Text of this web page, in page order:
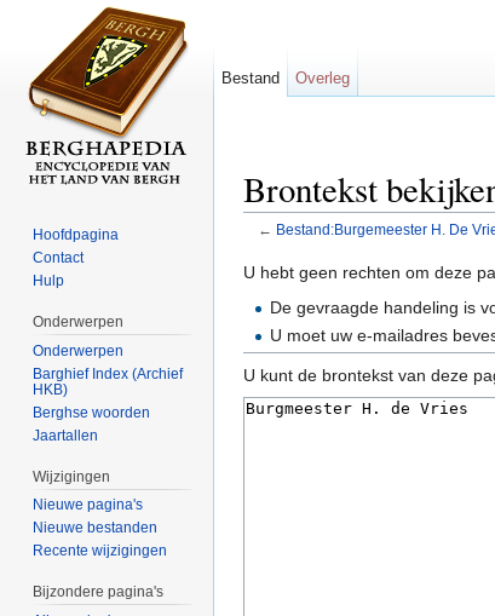
Brontekst
← Bestand:Burgemeester H. De
U hebt geen rechten om deze
De gevraagde handeling is
U moet uw e-mailadres
U kunt de brontekst van deze
Bestand Overleg
Hoofdpagina
Contact
Hulp
Onderwerpen
Onderwerpen
Barghief Index (Archief
HKB)
Berghse woorden
Jaartallen
Wijzigingen
Nieuwe pagina's
Nieuwe bestanden
Recente wijzigingen
Bijzondere pagina's